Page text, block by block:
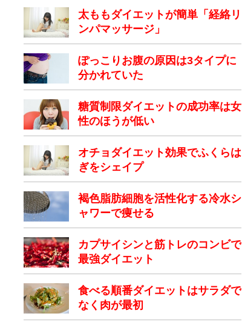
太ももダイエットが簡単「経絡リ
ンパマッサージ」
ぽっこりお腹の原因は3タイプに
分かれていた
糖質制限ダイエットの成功率は女
性のほうが低い
オチョダイエット効果でふくらは
ぎをシェイプ
褐色脂肪細胞を活性化する冷水シ
ャワーで痩せる
カプサイシンと筋トレのコンビで
最強ダイエット
食べる順番ダイエットはサラダで
なく肉が最初